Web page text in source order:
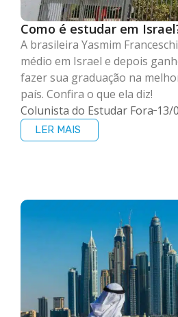
Como é estudar em
A brasileira Yasmim
médio em Israel e depois
fazer sua graduação na
país. Confira o que ela diz!
Colunista do Estudar Fora 13/
LER MAIS